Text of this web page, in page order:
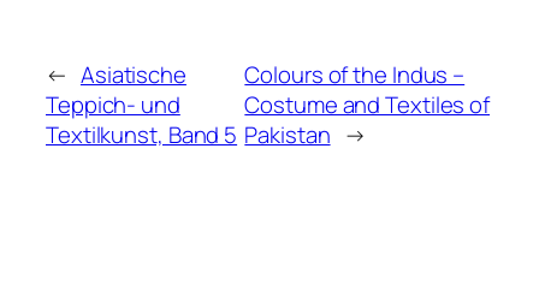
← Asiatische
Teppich- und
Textilkunst, Band 5
Colours of the Indus –
Costume and Textiles of
Pakistan →